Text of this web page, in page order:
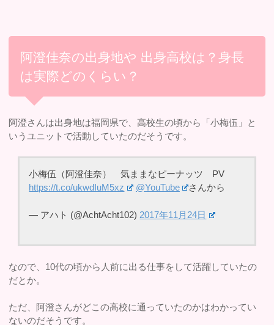
阿澄佳奈の出身地や 出身高校は？身長
は実際どのくらい？
阿澄さんは出身地は福岡県で、高校生の頃から「小梅伍」と
いうユニットで活動していたのだそうです。
小梅伍（阿澄佳奈） 気ままなピーナッツ PV
https://t.co/ukwdIuM5xz
@YouTube さんから
— アハト (@AchtAcht102) 2017年11月24日
なので、10代の頃から人前に出る仕事をして活躍していたの
だとか。
ただ、阿澄さんがどこの高校に通っていたのかはわかってい
ないのだそうです。